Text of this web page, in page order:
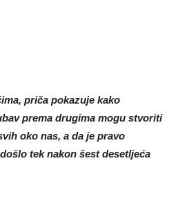
priča pokazuje kako
prema drugima mogu stvoriti
oko nas, a da je pravo
tek nakon šest desetljeća